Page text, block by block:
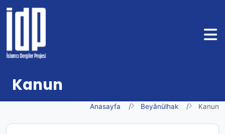
Kanun
Anasayfa Beyânülhak Kanun